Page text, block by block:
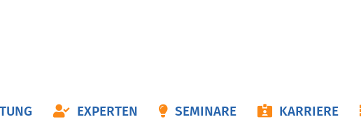
EXPERTEN SEMINARE KARRIERE